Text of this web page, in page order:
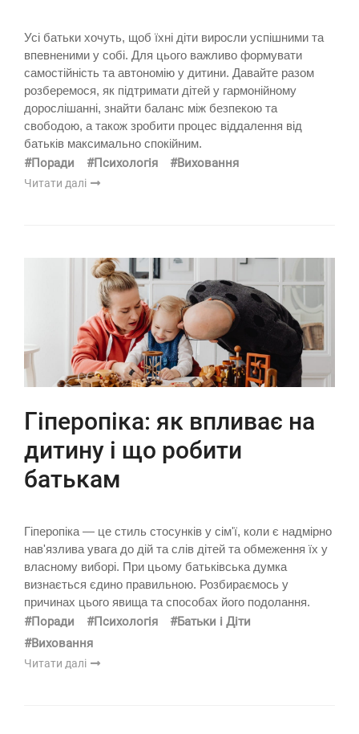
Усі батьки хочуть, щоб їхні діти виросли успішними та
впевненими у собі. Для цього важливо формувати
самостійність та автономію у дитини. Давайте разом
розберемося, як підтримати дітей у гармонійному
дорослішанні, знайти баланс між безпекою та
свободою, а також зробити процес віддалення від
батьків максимально спокійним.
#Поради #Психологія #Виховання
Читати далі
Гіперопіка: як впливає на
дитину і що робити
батькам
Гіперопіка — це стиль стосунків у сім'ї, коли є надмірно
нав'язлива увага до дій та слів дітей та обмеження їх у
власному виборі. При цьому батьківська думка
визнається єдино правильною. Розбираємось у
причинах цього явища та способах його подолання.
#Поради #Психологія
#Батьки і Діти
#Виховання
Читати далі